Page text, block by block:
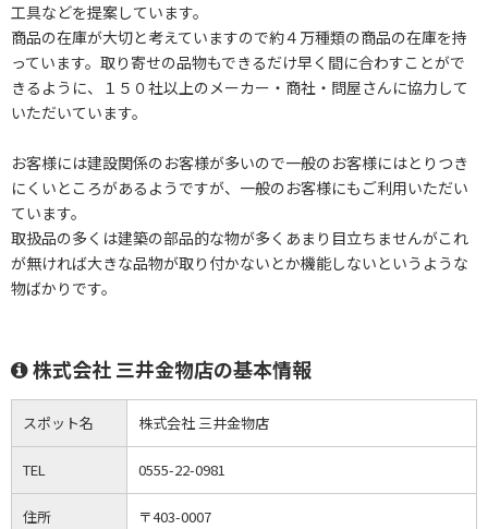
工具などを提案しています。
商品の在庫が大切と考えていますので約４万種類の商品の在庫を持
っています。取り寄せの品物もできるだけ早く間に合わすことがで
きるように、１５０社以上のメーカー・商社・問屋さんに協力して
いただいています。
お客様には建設関係のお客様が多いので一般のお客様にはとりつき
にくいところがあるようですが、一般のお客様にもご利用いただい
ています。
取扱品の多くは建築の部品的な物が多くあまり目立ちませんがこれ
が無ければ大きな品物が取り付かないとか機能しないというような
物ばかりです。
株式会社 三井金物店の基本情報
スポット名 株式会社 三井金物店
TEL 0555-22-0981
住所
〒403-0007